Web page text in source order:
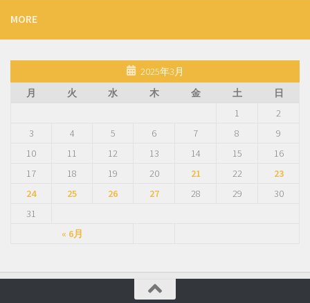
MORE
2025年3月
月
火 水 木 金 土 日
« 6月
1
2
3
4 5 6 7 8
9
10
11 12 13 14 15
16
17
18 19 20 21 22
23
24
25 26 27 28 29
30
31